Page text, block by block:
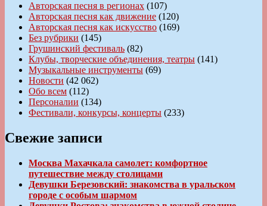
Авторская песня в регионах (107)
Авторская песня как движение (120)
Авторская песня как искусство (169)
Без рубрики (145)
Грушинский фестиваль (82)
Клубы, творческие объединения, театры (141)
Музыкальные инструменты (69)
Новости (42 062)
Обо всем (112)
Персоналии (134)
Фестивали, конкурсы, концерты (233)
Свежие записи
Москва Махачкала самолет: комфортное
путешествие между столицами
Девушки Березовский: знакомства в уральском
городе с особым шармом